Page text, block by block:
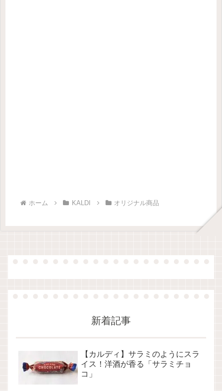
ホーム KALDI オリジナル商品
新着記事
【カルディ】サラミのようにスラ
イス！洋酒が香る「サラミチョ
コ」